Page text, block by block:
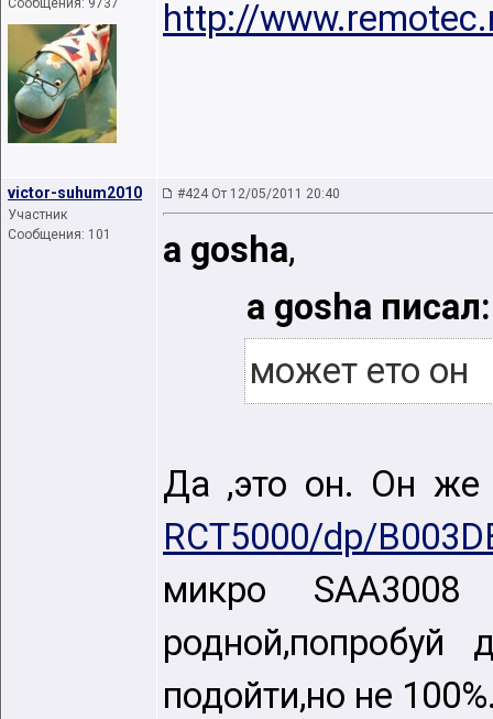
Сообщения: 9737
http://
victor-suhum2010
Участник
Сообщения: 101
#424 От 12/05/2011 20:40
a gosha,
a gosha писал:
может ето он
Да ,это он. Он же
RCT5000/dp/
микро
подойти,но не